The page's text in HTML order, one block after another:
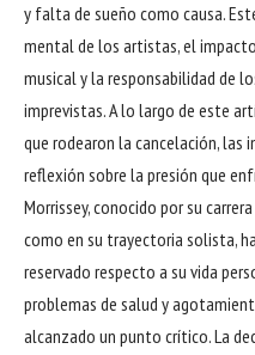
y falta de sueño como causa.
mental de los artistas, el
musical y la responsabilidad de
imprevistas. A lo largo de este
que rodearon la cancelación, las
reflexión sobre la presión que
Morrissey, conocido por su
como en su trayectoria solista,
reservado respecto a su vida
problemas de salud y
alcanzado un punto crítico. La